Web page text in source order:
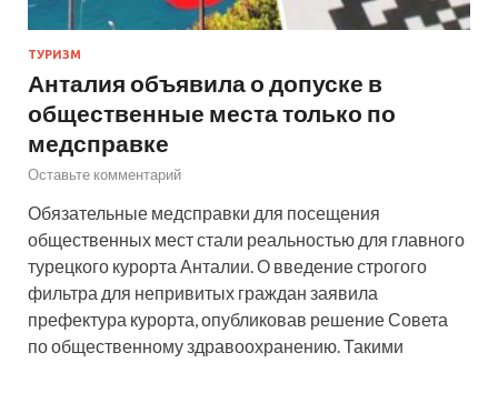
ТУРИЗМ
Анталия объявила о допуске в
общественные места только по
медсправке
Оставьте комментарий
Обязательные медсправки для посещения
общественных мест стали реальностью для главного
турецкого курорта Анталии. О введение строгого
фильтра для непривитых граждан заявила
префектура курорта, опубликовав решение Совета
по общественному здравоохранению. Такими